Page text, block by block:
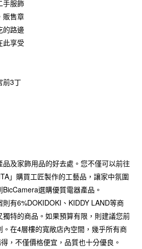
手服飾
販售章
的路邊
此享受
前3丁
及家飾用品的好去處。您不僅可以前往
」購買工匠製作的工藝品，讓家中氛圍
選購優質電器產品。
有6%DOKIDOKI、KIDDY LAND等商
特的商品。如果預算有限，則建議您前
在4層樓的寬敞店內空間，幾乎所有商
，不僅價格便宜，品質也十分優良。